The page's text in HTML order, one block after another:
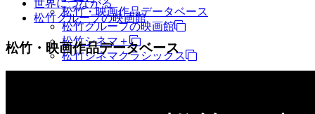
松竹・映画作品データベース
松竹グループの映画館
松竹シネマ＋
松竹シネマクラシックス
世界につながる
松竹グループの映画館
松竹・映画作品データベース